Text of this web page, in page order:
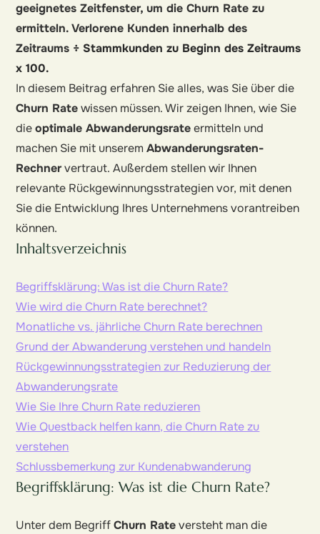
geeignetes Zeitfenster, um die Churn Rate zu
ermitteln. Verlorene Kunden innerhalb des
Zeitraums ÷ Stammkunden zu Beginn des Zeitraums
x 100.
In diesem Beitrag erfahren Sie alles, was Sie über die
Churn Ratewissen müssen. Wir zeigen Ihnen, wie Sie
dieoptimale Abwanderungsrateermitteln und
machen Sie mit unseremAbwanderungsraten-
Rechnervertraut. Außerdem stellen wir Ihnen
relevante Rückgewinnungsstrategien vor, mit denen
Sie die Entwicklung Ihres Unternehmens vorantreiben
können.
Inhaltsverzeichnis
Begriffsklärung: Was ist die Churn Rate?
Wie wird die Churn Rate berechnet?
Monatliche vs. jährliche Churn Rate berechnen
Grund der Abwanderung verstehen und handeln
Rückgewinnungsstrategien zur Reduzierung der
Abwanderungsrate
Wie Sie Ihre Churn Rate reduzieren
Wie Questback helfen kann, die Churn Rate zu
verstehen
Schlussbemerkung zur Kundenabwanderung
Begriffsklärung: Was ist die Churn Rate?
Unter dem BegriffChurn Rateversteht man die